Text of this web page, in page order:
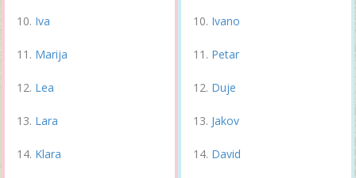
Iva
Marija
Lea
Lara
Klara
Ivano
Petar
Duje
Jakov
David